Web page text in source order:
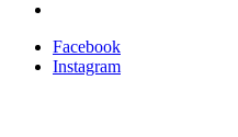
Facebook
Instagram